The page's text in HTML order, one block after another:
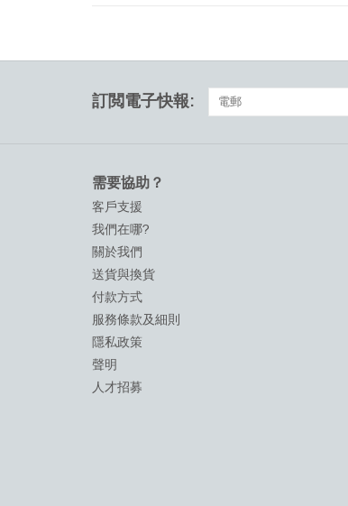
訂閲電子快報:
需要協助？
客戶支援
我們在哪?
關於我們
送貨與換貨
付款方式
服務條款及細則
隱私政策
聲明
人才招募